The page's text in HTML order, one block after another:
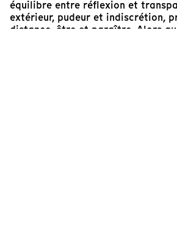
équilibre entre réflexion et
extérieur, pudeur et indiscrétion,
distance, être et paraître. Alors